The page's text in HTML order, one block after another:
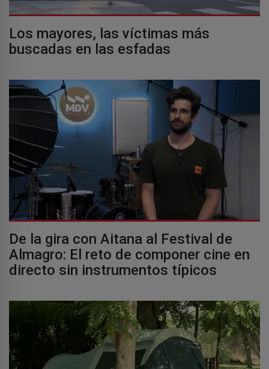
Los mayores, las víctimas más
buscadas en las esfadas
De la gira con Aitana al Festival de
Almagro: El reto de componer cine en
directo sin instrumentos típicos